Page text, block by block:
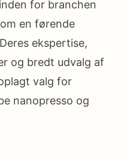
for branchen
en førende
ekspertise,
og bredt udvalg af
valg for
nanopresso og